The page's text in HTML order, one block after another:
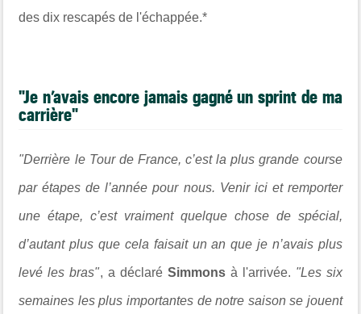
des dix rescapés de l'échappée.*
"Je n’avais encore jamais gagné un sprint de ma
carrière"
"Derrière le Tour de France, c’est la plus grande course
par étapes de l’année pour nous. Venir ici et remporter
une étape, c’est vraiment quelque chose de spécial,
d’autant plus que cela faisait un an que je n’avais plus
levé les bras", a déclaré Simmons à l'arrivée. "Les six
semaines les plus importantes de notre saison se jouent